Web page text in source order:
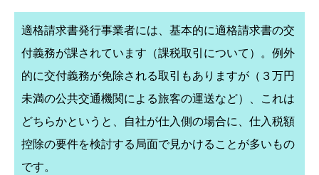
適格請求書発行事業者には、基本的に適格請求書の交
付義務が課されています（課税取引について）。例外
的に交付義務が免除される取引もありますが（３万円
未満の公共交通機関による旅客の運送など）、これは
どちらかというと、自社が仕入側の場合に、仕入税額
控除の要件を検討する局面で見かけることが多いもの
です。